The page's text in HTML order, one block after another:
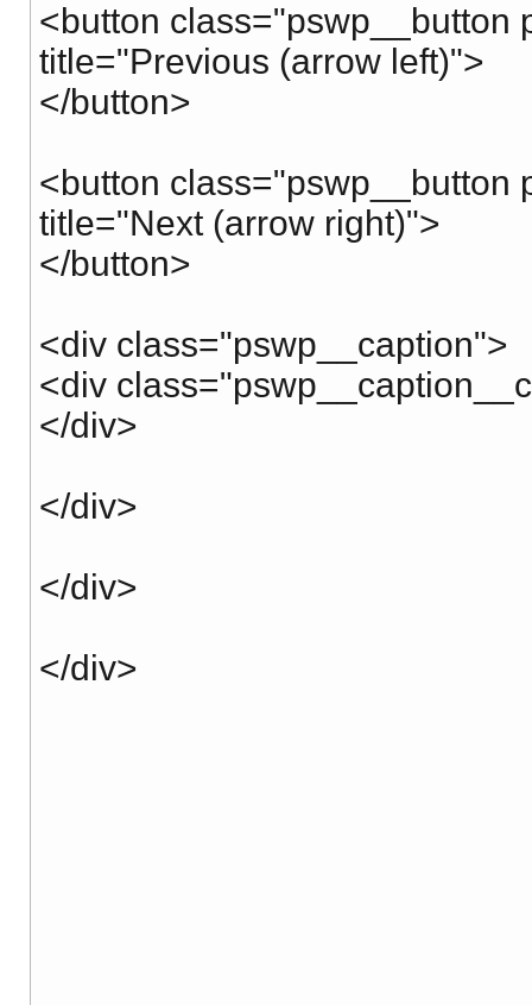
<button class="pswp__button
title="Previous (arrow left)">
</button>
<button class="pswp__button
title="Next (arrow right)">
</button>
<div class="pswp__caption">
<div
</div>
</div>
</div>
</div>